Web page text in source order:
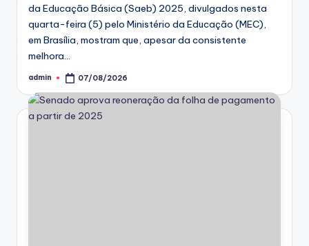
da Educação Básica (Saeb) 2025, divulgados nesta
quarta-feira (5) pelo Ministério da Educação (MEC),
em Brasília, mostram que, apesar da consistente
melhora…
Posted
admin 07/08/2026